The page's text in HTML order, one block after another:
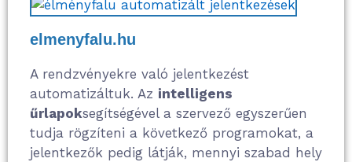
elmenyfalu.hu
A rendzvényekre való jelentkezést
automatizáltuk. Az intelligens
űrlapoksegítségével a szervező egyszerűen
tudja rögzíteni a következő programokat, a
jelentkezők pedig látják, mennyi szabad hely